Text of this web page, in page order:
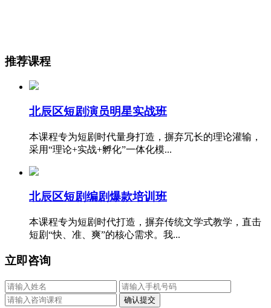
推荐课程
北辰区短剧演员明星实战班
本课程专为短剧时代量身打造，摒弃冗长的理论灌输，
采用“理论+实战+孵化”一体化模...
北辰区短剧编剧爆款培训班
本课程专为短剧时代打造，摒弃传统文学式教学，直击
短剧“快、准、爽”的核心需求。我...
立即咨询